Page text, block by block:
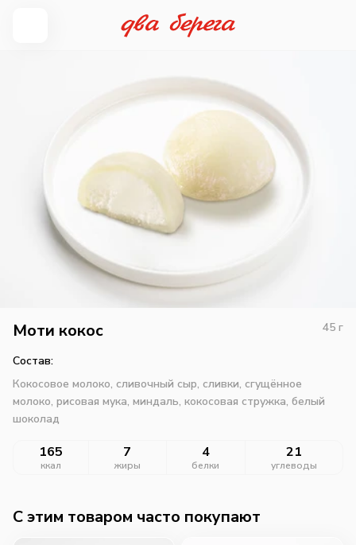
Моти кокос 45 г
Состав:
Кокосовое молоко, сливочный сыр, сливки, сгущённое
молоко, рисовая мука, миндаль, кокосовая стружка, белый
шоколад
165
ккал
7
жиры
4
белки
21
углеводы
C этим товаром часто покупают